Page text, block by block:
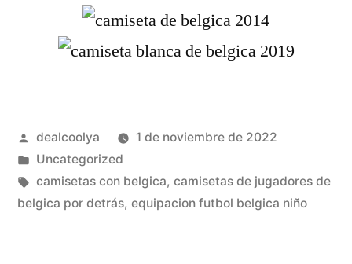
Publicado
por
dealcoolya
1 de noviembre de 2022
Publicado
en
Uncategorized
Etiquetas:
camisetas con belgica, camisetas de jugadores de
belgica por detrás, equipacion futbol belgica niño